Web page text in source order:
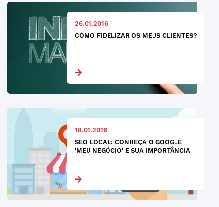
26.01.2016
COMO FIDELIZAR OS MEUS CLIENTES?
18.01.2016
SEO LOCAL: CONHEÇA O GOOGLE
'MEU NEGÓCIO' E SUA IMPORTÂNCIA